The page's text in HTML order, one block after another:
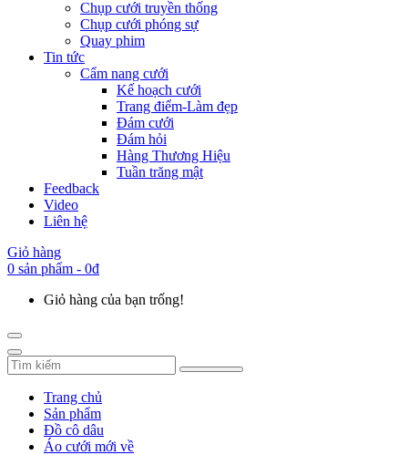
Chụp cưới truyền thống
Chụp cưới phóng sự
Quay phim
Tin tức
Cẩm nang cưới
Kế hoạch cưới
Trang điểm-Làm đẹp
Đám cưới
Đám hỏi
Hàng Thương Hiệu
Tuần trăng mật
Feedback
Video
Liên hệ
Giỏ hàng
0 sản phẩm - 0đ
Giỏ hàng của bạn trống!
Trang chủ
Sản phẩm
Đồ cô dâu
Áo cưới mới về